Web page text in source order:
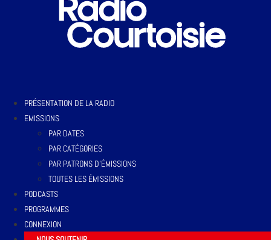
PRÉSENTATION DE LA RADIO
EMISSIONS
PAR DATES
PAR CATÉGORIES
PAR PATRONS D’ÉMISSIONS
TOUTES LES ÉMISSIONS
PODCASTS
PROGRAMMES
CONNEXION